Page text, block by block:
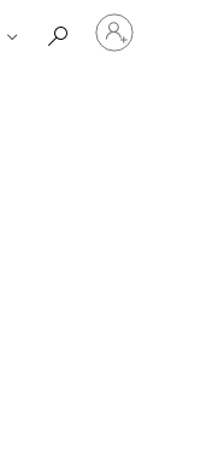
Влезте
във
вашия